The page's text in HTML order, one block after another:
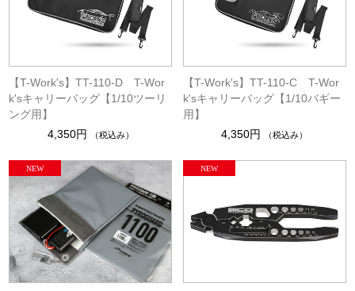
【T-Work's】TT-110-D T-Wor
k'sキャリーバッグ【1/10ツーリ
ング用】
4,350円
（税込み）
【T-Work's】TT-110-C T-Wor
k'sキャリーバッグ【1/10バギー
用】
4,350円
（税込み）